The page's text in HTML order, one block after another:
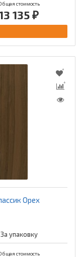
стоимость
135 ₽
Орех
За упаковку
стоимость